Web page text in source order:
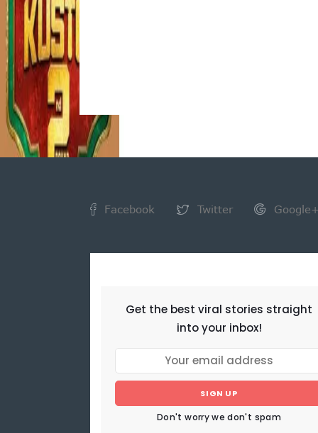
Facebook Twitter Google+
Get the best viral stories straight
into your inbox!
SIGN UP
Don't worry we don't spam